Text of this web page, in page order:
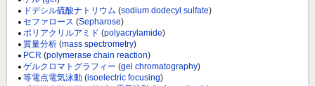
ドデシル硫酸ナトリウム (sodium dodecyl sulfate)
セファロース (Sepharose)
ポリアクリルアミド (polyacrylamide)
質量分析 (mass spectrometry)
PCR (polymerase chain reaction)
ゲルクロマトグラフィー (gel chromatography)
等電点電気泳動 (isoelectric focusing)